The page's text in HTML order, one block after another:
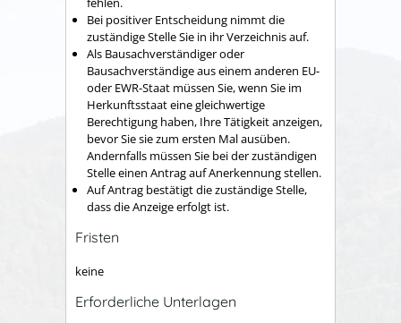
Bei positiver Entscheidung nimmt die
zuständige Stelle Sie in ihr Verzeichnis auf.
Als Bausachverständiger oder
Bausachverständige aus einem anderen EU-
oder EWR-Staat müssen Sie, wenn Sie im
Herkunftsstaat eine gleichwertige
Berechtigung haben, Ihre Tätigkeit anzeigen,
bevor Sie sie zum ersten Mal ausüben.
Andernfalls müssen Sie bei der zuständigen
Stelle einen Antrag auf Anerkennung stellen.
Auf Antrag bestätigt die zuständige Stelle,
dass die Anzeige erfolgt ist.
Fristen
keine
Erforderliche Unterlagen